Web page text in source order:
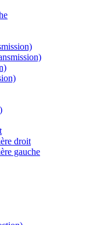
droit
gauche